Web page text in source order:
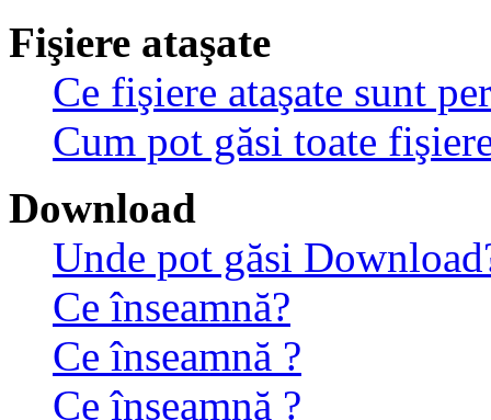
Fişiere ataşate
Ce fişiere ataşate sunt
Cum pot găsi toate
Download
Unde pot găsi
Ce înseamnă?
Ce înseamnă ?
Ce înseamnă ?